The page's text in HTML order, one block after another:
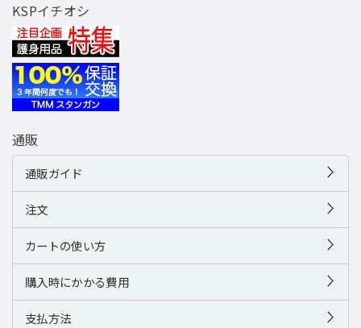
KSPイチオシ
通販
通販ガイド
注文
カートの使い方
購入時にかかる費用
支払方法